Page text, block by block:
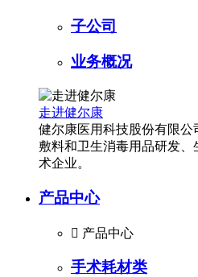
子公司
业务概况
走进健尔康
健尔康医用科技股份有限公
敷料和卫生消毒用品研发
术企业。
产品中心
 产品中心
手术耗材类